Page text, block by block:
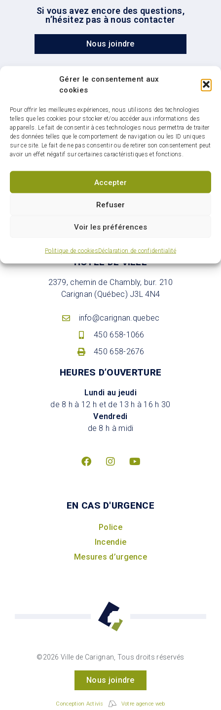
Gérer le consentement aux
cookies
Pour offrir les meilleures expériences, nous utilisons des technologies
telles que les cookies pour stocker et/ou accéder aux informations des
appareils. Le fait de consentir à ces technologies nous permettra de traiter
des données telles que le comportement de navigation ou les ID uniques
sur ce site. Le fait de ne pas consentir ou de retirer son consentement peut
avoir un effet négatif sur certaines caractéristiques et fonctions.
Accepter
Refuser
Voir les préférences
Politique de cookiesDéclaration de confidentialité
Si vous avez encore des questions,
n’hésitez pas à nous contacter
Nous joindre
Infolettre : restez
connectés sur votre ville
HÔTEL DE VILLE
2379, chemin de Chambly, bur. 210
Carignan (Québec) J3L 4N4
info@carignan.quebec
450 658-1066
450 658-2676
HEURES D’OUVERTURE
Lundi au jeudi
de 8 h à 12 h et de 13 h à 16 h 30
Vendredi
de 8 h à midi
EN CAS D'URGENCE
Police
Incendie
Mesures d’urgence
©2026 Ville de Carignan, Tous droits réservés
Nous joindre
Conception Activis Votre agence web